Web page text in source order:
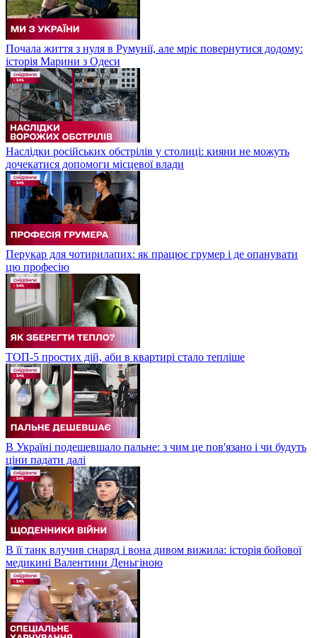
Почала життя з нуля в Румунії, але мріє повернутися додому:
історія Марини з Одеси
Наслідки російських обстрілів у столиці: кияни не можуть
дочекатися допомоги місцевої влади
Перукар для чотирилапих: як працює грумер і де опанувати
цю професію
ТОП-5 простих дій, аби в квартирі стало тепліше
В Україні подешевшало пальне: з чим це пов'язано і чи будуть
ціни падати далі
В її танк влучив снаряд і вона дивом вижила: історія бойової
медикині Валентини Деньгіною